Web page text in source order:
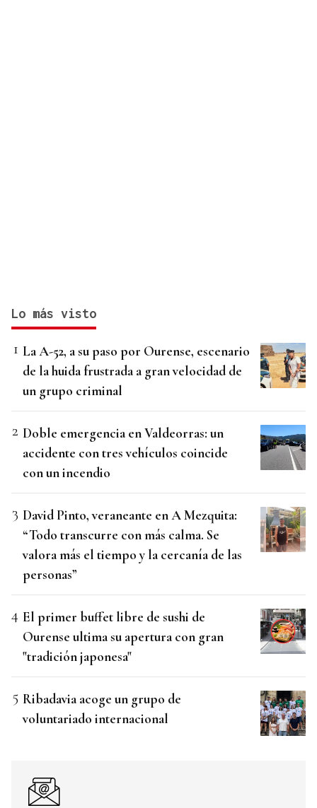
Lo más visto
La A-52, a su paso por Ourense, escenario
de la huida frustrada a gran velocidad de
un grupo criminal
Doble emergencia en Valdeorras: un
accidente con tres vehículos coincide
con un incendio
David Pinto, veraneante en A Mezquita:
“Todo transcurre con más calma. Se
valora más el tiempo y la cercanía de las
personas”
El primer buffet libre de sushi de
Ourense ultima su apertura con gran
"tradición japonesa"
Ribadavia acoge un grupo de
voluntariado internacional